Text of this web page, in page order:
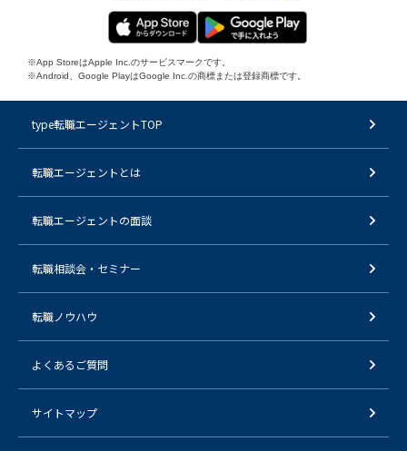
※App StoreはApple Inc.のサービスマークです。
※Android、Google PlayはGoogle Inc.の商標または登録商標です。
type転職エージェントTOP
転職エージェントとは
転職エージェントの面談
転職相談会・セミナー
転職ノウハウ
よくあるご質問
サイトマップ